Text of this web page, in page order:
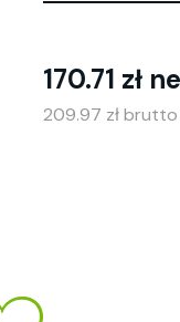
170.71 zł
209.97 zł brutto